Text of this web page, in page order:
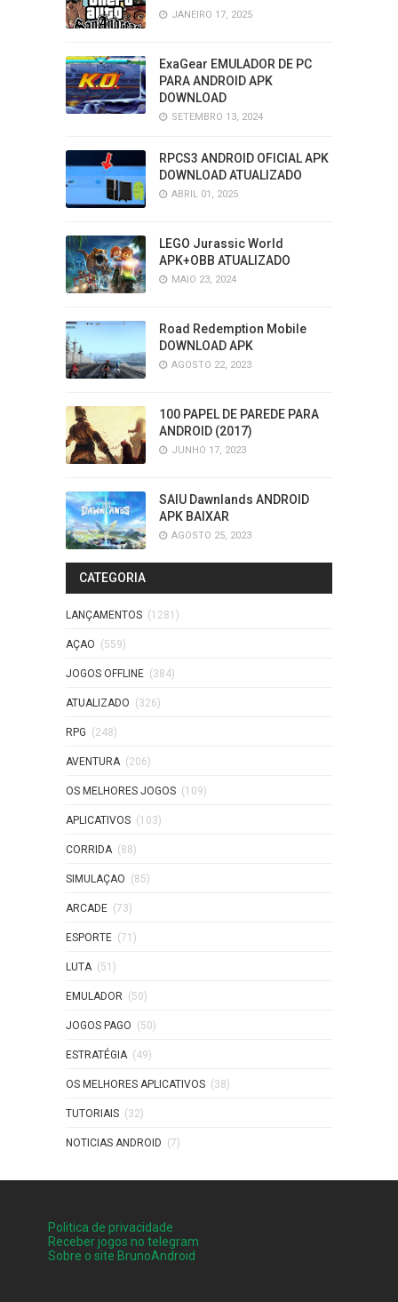
JANEIRO 17, 2025
ExaGear EMULADOR DE PC
PARA ANDROID APK
DOWNLOAD
SETEMBRO 13, 2024
RPCS3 ANDROID OFICIAL APK
DOWNLOAD ATUALIZADO
ABRIL 01, 2025
LEGO Jurassic World
APK+OBB ATUALIZADO
MAIO 23, 2024
Road Redemption Mobile
DOWNLOAD APK
AGOSTO 22, 2023
100 PAPEL DE PAREDE PARA
ANDROID (2017)
JUNHO 17, 2023
SAIU Dawnlands ANDROID
APK BAIXAR
AGOSTO 25, 2023
CATEGORIA
LANÇAMENTOS (1281)
AÇAO (559)
JOGOS OFFLINE (384)
ATUALIZADO (326)
RPG (248)
AVENTURA (206)
OS MELHORES JOGOS (109)
APLICATIVOS (103)
CORRIDA (88)
SIMULAÇAO (85)
ARCADE (73)
ESPORTE (71)
LUTA (51)
EMULADOR (50)
JOGOS PAGO (50)
ESTRATÉGIA (49)
OS MELHORES APLICATIVOS (38)
TUTORIAIS (32)
NOTICIAS ANDROID (7)
Politica de privacidade
Receber jogos no telegram
Sobre o site BrunoAndroid